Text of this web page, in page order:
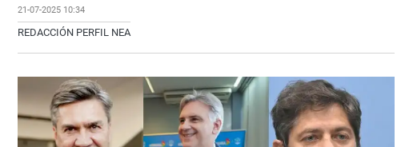
21-07-2025 10:34
REDACCIÓN PERFIL NEA